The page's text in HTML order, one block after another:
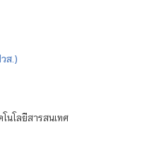
ส.)
นโลยีสารสนเทศ